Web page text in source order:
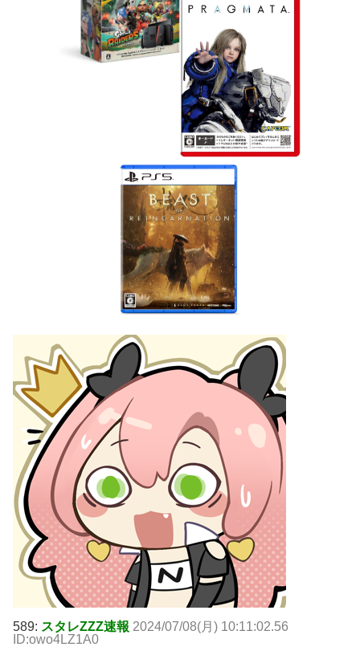
589: スタレZZZ速報 2024/07/08(月) 10:11:02.56
ID:owo4LZ1A0